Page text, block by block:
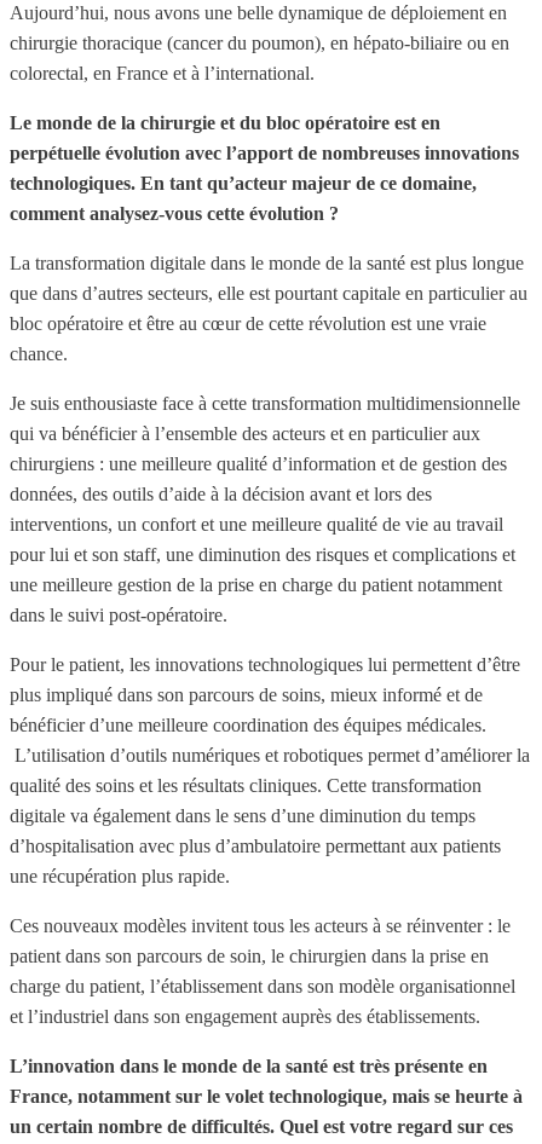
Aujourd’hui, nous avons une belle dynamique de déploiement en
chirurgie thoracique (cancer du poumon), en hépato-biliaire ou en
colorectal, en France et à l’international.
Le monde de la chirurgie et du bloc opératoire est en
perpétuelle évolution avec l’apport de nombreuses innovations
technologiques. En tant qu’acteur majeur de ce domaine,
comment analysez-vous cette évolution ?
La transformation digitale dans le monde de la santé est plus longue
que dans d’autres secteurs, elle est pourtant capitale en particulier au
bloc opératoire et être au cœur de cette révolution est une vraie
chance.
Je suis enthousiaste face à cette transformation multidimensionnelle
qui va bénéficier à l’ensemble des acteurs et en particulier aux
chirurgiens : une meilleure qualité d’information et de gestion des
données, des outils d’aide à la décision avant et lors des
interventions, un confort et une meilleure qualité de vie au travail
pour lui et son staff, une diminution des risques et complications et
une meilleure gestion de la prise en charge du patient notamment
dans le suivi post-opératoire.
Pour le patient, les innovations technologiques lui permettent d’être
plus impliqué dans son parcours de soins, mieux informé et de
bénéficier d’une meilleure coordination des équipes médicales.
L’utilisation d’outils numériques et robotiques permet d’améliorer la
qualité des soins et les résultats cliniques. Cette transformation
digitale va également dans le sens d’une diminution du temps
d’hospitalisation avec plus d’ambulatoire permettant aux patients
une récupération plus rapide.
Ces nouveaux modèles invitent tous les acteurs à se réinventer : le
patient dans son parcours de soin, le chirurgien dans la prise en
charge du patient, l’établissement dans son modèle organisationnel
et l’industriel dans son engagement auprès des établissements.
L’innovation dans le monde de la santé est très présente en
France, notamment sur le volet technologique, mais se heurte à
un certain nombre de difficultés. Quel est votre regard sur ces